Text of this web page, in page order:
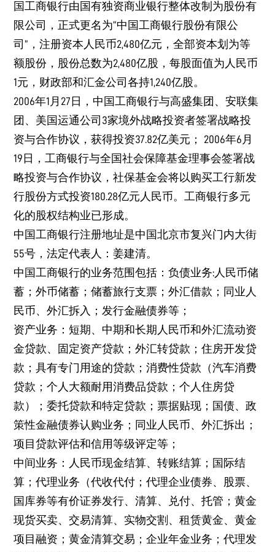
国工商银行由国有独资商业银行整体改制为股份有
限公司，正式更名为“中国工商银行股份有限公
司”，注册资本人民币2,480亿元，全部资本划为等
额股份，股份总数为2,480亿股，每股面值为人民币
1元，财政部和汇金公司各持1,240亿股。
2006年1月27日，中国工商银行与高盛集团、安联集
团、美国运通公司3家境外战略投资者签署战略投
资与合作协议，获得投资37.82亿美元； 2006年6月
19日，工商银行与全国社会保障基金理事会签署战
略投资与合作协议，社保基金会将以购买工行新发
行股份方式投资180.28亿元人民币。工商银行多元
化的股权结构业已形成。
中国工商银行注册地址是中国北京市复兴门内大街
55号，法定代表人：姜建清。
中国工商银行的业务范围包括：负债业务:人民币储
蓄；外币储蓄；储蓄旅行支票；外汇借款；同业人
民币、外汇拆入；发行金融债券等；
资产业务：短期、中期和长期人民币和外汇流动资
金贷款、固定资产贷款；外汇转贷款；住房开发贷
款；具有专门用途的贷款；消费性贷款（汽车消费
贷款；个人大额耐用消费品贷款；个人住房贷
款）；委托贷款和特定贷款；票据贴现；国债、政
策性金融债券认购业务；同业人民币、外汇拆出；
项目贷款评估和信用等级评定等；
中间业务：人民币现金结算、转账结算；国际结
算；代理业务（代收代付；代理企业债券、股票、
国库券等有价证券发行、清算、兑付、托管；黄金
现货买卖、交易清算、实物交割、租赁黄金、黄金
项目融资；黄金清算交易；企业年金业务；代理发